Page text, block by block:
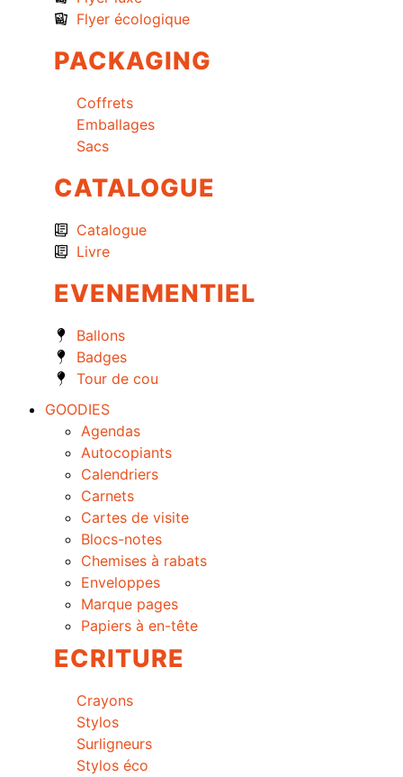
Flyer écologique
PACKAGING
Coffrets
Emballages
Sacs
CATALOGUE
Catalogue
Livre
EVENEMENTIEL
Ballons
Badges
Tour de cou
GOODIES
Agendas
Autocopiants
Calendriers
Carnets
Cartes de visite
Blocs-notes
Chemises à rabats
Enveloppes
Marque pages
Papiers à en-tête
ECRITURE
Crayons
Stylos
Surligneurs
Stylos éco